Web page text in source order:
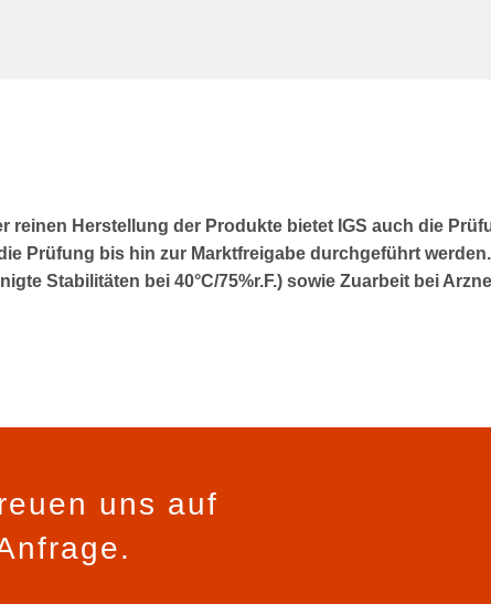
reinen Herstellung der Produkte bietet IGS auch die
Prüfung bis hin zur Marktfreigabe durchgeführt
Stabilitäten bei 40°C/75%r.F.) sowie Zuarbeit bei
uns auf